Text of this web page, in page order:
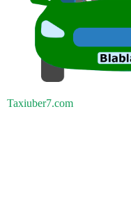
Taxiuber7.com